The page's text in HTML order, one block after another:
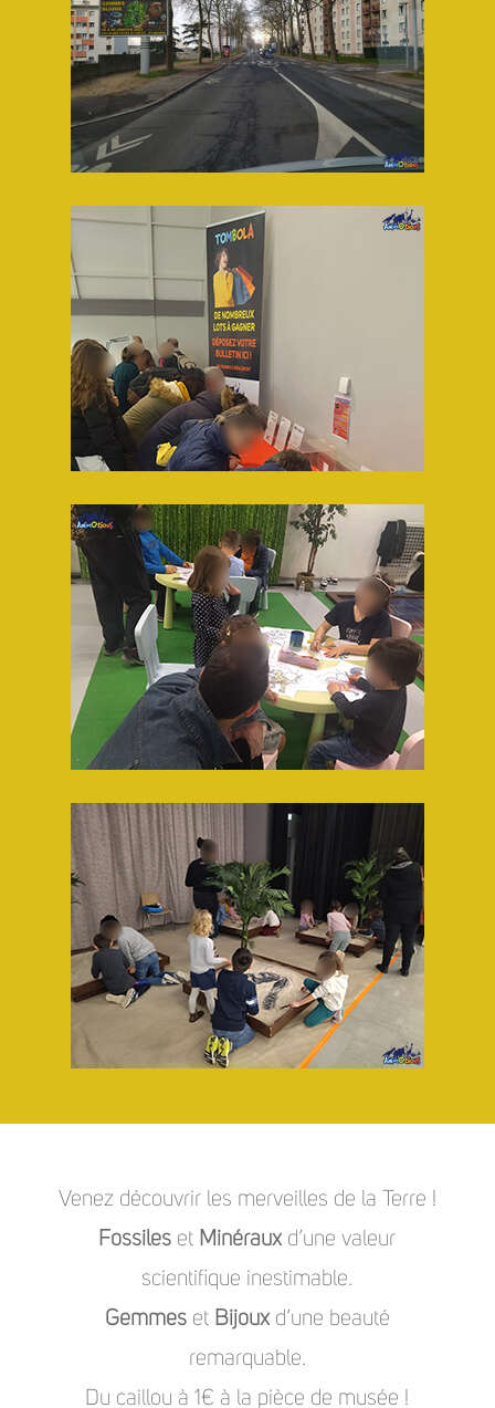
Venez découvrir les merveilles de la Terre !
Fossiles et Minérauxd’une valeur
scientifique inestimable.
Gemmeset Bijouxd’une beauté
remarquable.
Du caillou à 1€ à la pièce de musée !